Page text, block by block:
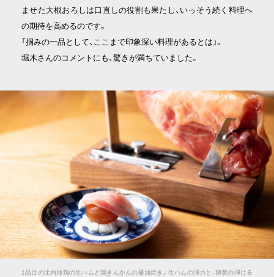
ませた大根おろしは口直しの役割も果たし、いっそう続く料理へ
の期待を高めるのです。
「掴みの一品として、ここまで印象深い料理があるとは」。
堀木さんのコメントにも、驚きが満ちていました。
1品目の比内地鶏の生ハムと鶏きんかんの醤油焼き。生ハムの弾力と、卵黄の弾ける